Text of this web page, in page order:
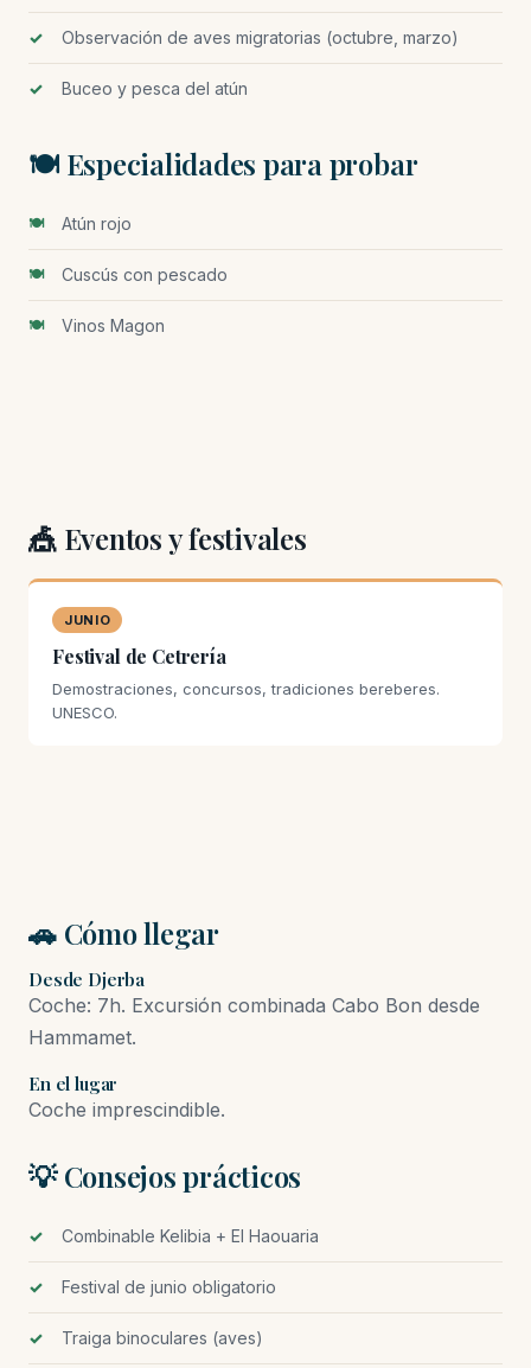
Observación de aves migratorias (octubre, marzo)
Buceo y pesca del atún
🍽️ Especialidades para probar
Atún rojo
Cuscús con pescado
Vinos Magon
🎪 Eventos y festivales
JUNIO
Festival de Cetrería
Demostraciones, concursos, tradiciones bereberes.
UNESCO.
🚗 Cómo llegar
Desde Djerba
Coche: 7h. Excursión combinada Cabo Bon desde
Hammamet.
En el lugar
Coche imprescindible.
💡 Consejos prácticos
Combinable Kelibia + El Haouaria
Festival de junio obligatorio
Traiga binoculares (aves)